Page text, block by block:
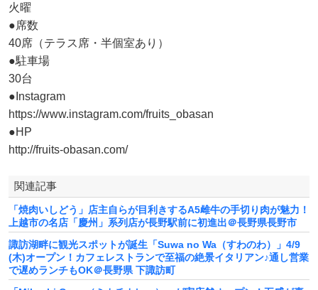
火曜
●席数
40席（テラス席・半個室あり）
●駐車場
30台
●Instagram
https://www.instagram.com/fruits_obasan
●HP
http://fruits-obasan.com/
関連記事
「焼肉いしどう」店主自らが目利きするA5雌牛の手切り肉が魅力！
上越市の名店「慶州」系列店が長野駅前に初進出＠長野県長野市
諏訪湖畔に観光スポットが誕生「Suwa no Wa（すわのわ）」4/9
(木)オープン！カフェレストランで至福の絶景イタリアン♪通し営業
で遅めランチもOK＠長野県 下諏訪町